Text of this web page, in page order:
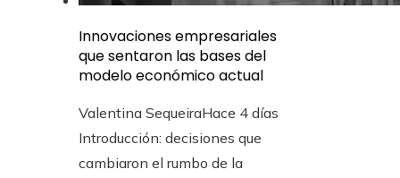
Innovaciones empresariales
que sentaron las bases del
modelo económico actual
Valentina SequeiraHace 4 días
Introducción: decisiones que
cambiaron el rumbo de la